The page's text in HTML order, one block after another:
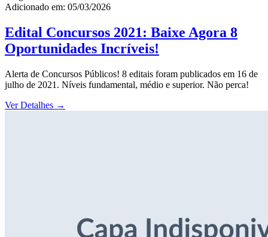
Adicionado em: 05/03/2026
Edital Concursos 2021: Baixe Agora 8
Oportunidades Incríveis!
Alerta de Concursos Públicos! 8 editais foram publicados em 16 de
julho de 2021. Níveis fundamental, médio e superior. Não perca!
Ver Detalhes →